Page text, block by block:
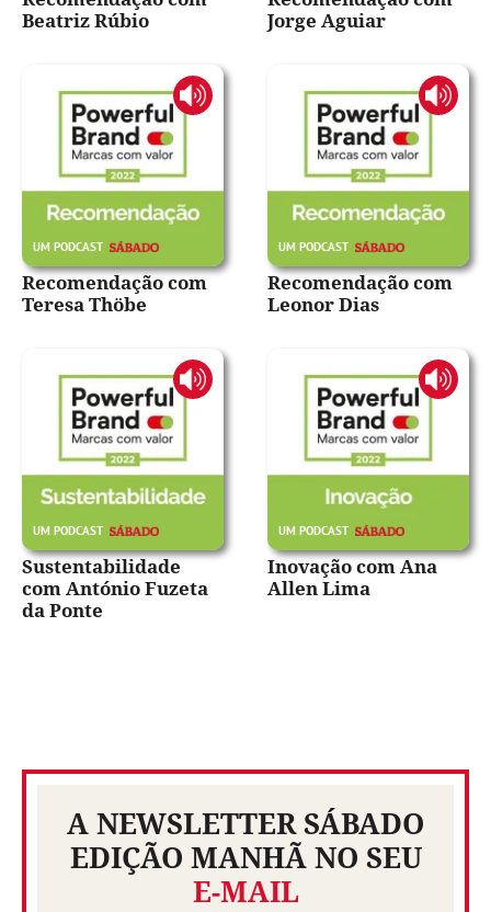
Beatriz Rúbio
Jorge Aguiar
Recomendação com
Teresa Thöbe
Recomendação com
Leonor Dias
Sustentabilidade
com António Fuzeta
da Ponte
Inovação com Ana
Allen Lima
A NEWSLETTER SÁBADO
EDIÇÃO MANHÃ NO SEU
E-MAIL